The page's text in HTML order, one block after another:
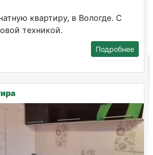
квартиру, в Вологде. С
техникой.
Подробнее